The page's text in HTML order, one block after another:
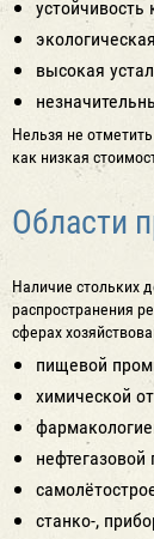
высокая
Нельзя не
как низкая
Области
Наличие стольких
распространения
сферах
пищевой
химической
станко-,